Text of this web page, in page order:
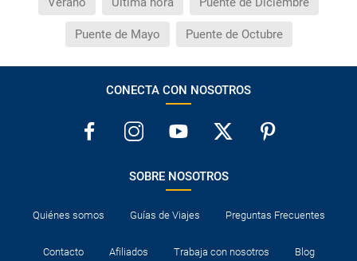
Puente de Mayo Puente de Octubre
CONECTA CON NOSOTROS
SOBRE NOSOTROS
Quiénes somos Guías de Viajes Preguntas Frecuentes
Contacto Afiliados Trabaja con nosotros Blog